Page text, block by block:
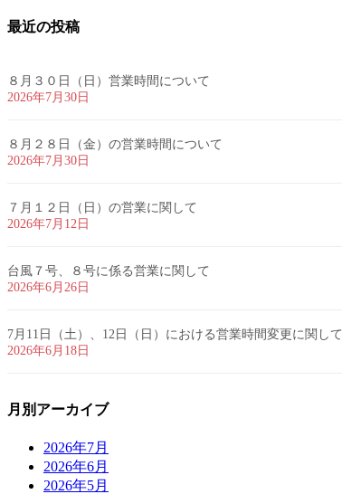
最近の投稿
８月３０日（日）営業時間について
2026年7月30日
８月２８日（金）の営業時間について
2026年7月30日
７月１２日（日）の営業に関して
2026年7月12日
台風７号、８号に係る営業に関して
2026年6月26日
7月11日（土）、12日（日）における営業時間変更に関して
2026年6月18日
月別アーカイブ
2026年7月
2026年6月
2026年5月